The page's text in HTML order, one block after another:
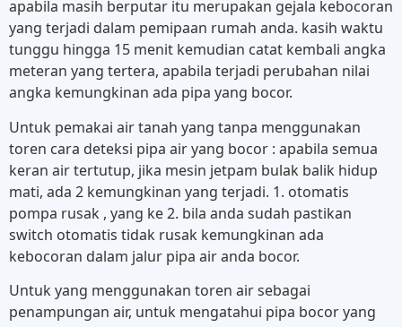
apabila masih berputar itu merupakan gejala kebocoran
yang terjadi dalam pemipaan rumah anda. kasih waktu
tunggu hingga 15 menit kemudian catat kembali angka
meteran yang tertera, apabila terjadi perubahan nilai
angka kemungkinan ada pipa yang bocor.
Untuk pemakai air tanah yang tanpa menggunakan
toren cara deteksi pipa air yang bocor : apabila semua
keran air tertutup, jika mesin jetpam bulak balik hidup
mati, ada 2 kemungkinan yang terjadi. 1. otomatis
pompa rusak , yang ke 2. bila anda sudah pastikan
switch otomatis tidak rusak kemungkinan ada
kebocoran dalam jalur pipa air anda bocor.
Untuk yang menggunakan toren air sebagai
penampungan air, untuk mengatahui pipa bocor yang